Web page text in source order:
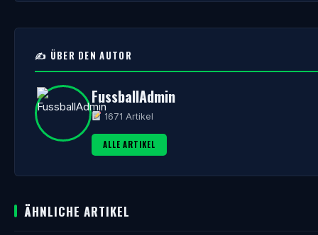
✍️ ÜBER DEN AUTOR
FussballAdmin
1671 Artikel
ALLE ARTIKEL
ÄHNLICHE ARTIKEL